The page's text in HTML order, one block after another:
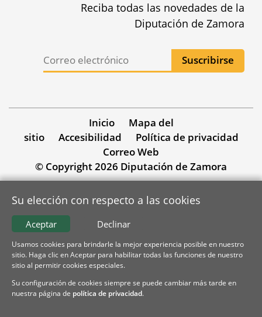
Reciba todas las novedades de la
Diputación de Zamora
Inicio
Mapa del
sitio
Accesibilidad
Política de privacidad
Correo Web
© Copyright 2026 Diputación de Zamora
Su elección con respecto a las cookies
Declinar
Aceptar
Usamos cookies para brindarle la mejor experiencia posible en nuestro
sitio. Haga clic en Aceptar para habilitar todas las funciones de nuestro
sitio al permitir cookies especiales.
Su configuración de cookies siempre se puede cambiar más tarde en
nuestra página de política de privacidad.